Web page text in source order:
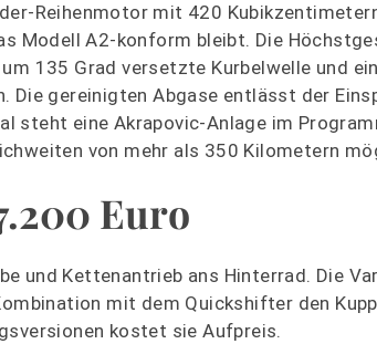
Reihenmotor mit 420
Modell A2-konform bleibt. Die
135 Grad versetzte Kurbelwelle und
Die gereinigten Abgase entlässt der
steht eine Akrapovic-Anlage im
von mehr als 350 Kilometern
Euro
und Kettenantrieb ans Hinterrad. Die
mit dem Quickshifter den
kostet sie Aufpreis.